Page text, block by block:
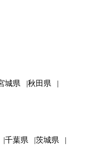
城県
秋田県
千葉県
茨城県